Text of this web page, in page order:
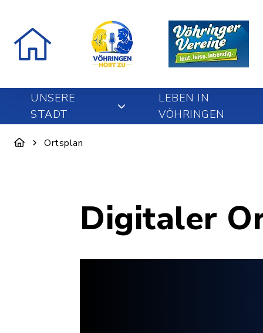
UNSERE
STADT
LEBEN IN
VÖHRINGEN
Ortsplan
Digitaler